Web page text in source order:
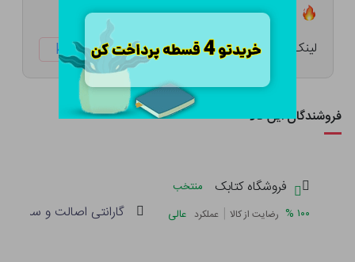
تعداد ۱۶ عدد در انبار موجود است
لینک کوتاه: ketabtala.com/sbp-38238
فروشندگان این کالا
فروشگاه کتابک
منتخب
۱۰۰ % رضایت از کالا | عملکرد عالی گارانتی اصالت و سلامت